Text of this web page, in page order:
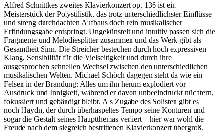
Alfred Schnittkes zweites Klavierkonzert op. 136 ist ein
Meisterstück der Polystilistik, das trotz unterschiedlichster Einflüsse
und streng durchdachten Aufbaus doch rein musikalischer
Erfindungsgabe entspringt. Ungekünstelt und intuitiv passen sich die
Fragmente und Melodiesplitter zusammen und das Werk gibt als
Gesamtheit Sinn. Die Streicher bestechen durch hoch expressiven
Klang, Sensibilität für die Vielseitigkeit und durch ihre
ausgesprochen schnellen Wechsel zwischen den unterschiedlichen
musikalischen Welten. Michael Schöch dagegen steht da wie ein
Felsen in der Brandung: Alles um ihn herum explodiert vor
Ausdruck und Innigkeit, während er davon unbeeindruckt nüchtern,
fokussiert und gebändigt bleibt. Als Zugabe des Solisten gibt es
noch Haydn, der durch überhaspeltes Tempo seine Konturen und
sogar die Gestalt seines Hauptthemas verliert – hier war wohl die
Freude nach dem siegreich bestrittenen Klavierkonzert übergroß.